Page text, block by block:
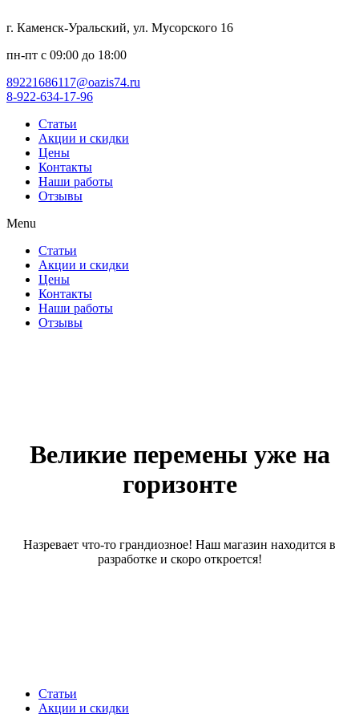
г. Каменск-Уральский, ул. Мусорского 16
пн-пт с 09:00 до 18:00
89221686117@oazis74.ru
8-922-634-17-96
Статьи
Акции и скидки
Цены
Контакты
Наши работы
Отзывы
Menu
Статьи
Акции и скидки
Цены
Контакты
Наши работы
Отзывы
Великие перемены уже на
горизонте
Назревает что-то грандиозное! Наш магазин находится в
разработке и скоро откроется!
Статьи
Акции и скидки